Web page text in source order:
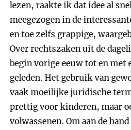
lezen, raakte ik dat idee al
meegezogen in de
en toe zelfs grappige,
Over rechtszaken uit de
begin vorige eeuw tot en met
geleden. Het gebruik van
vaak moeilijke juridische
prettig voor kinderen, maar
volwassenen. Om aan de